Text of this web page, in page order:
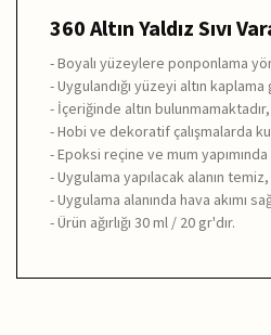
360 Altın Yaldız Sıvı
- Boyalı yüzeylere ponponlama
- Uygulandığı yüzeyi altın
- İçeriğinde altın
- Hobi ve dekoratif çalışmalarda
- Epoksi reçine ve mum
- Uygulama yapılacak alanın
- Uygulama alanında hava akımı
- Ürün ağırlığı 30 ml / 20 gr'dır.